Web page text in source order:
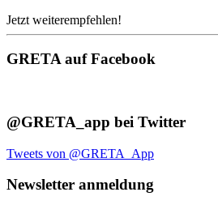
Jetzt weiterempfehlen!
GRETA auf Facebook
@GRETA_app bei Twitter
Tweets von @GRETA_App
Newsletter anmeldung